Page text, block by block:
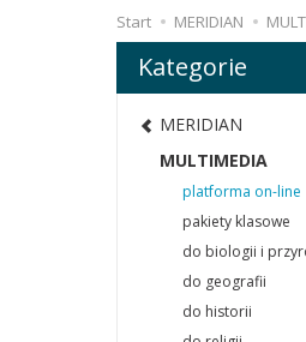
Start MERIDIAN
Kategorie
MERIDIAN
MULTIMEDIA
platforma on-line
pakiety klasowe
do biologii i
do geografii
do historii